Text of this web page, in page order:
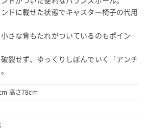
ドに載せた状態でキャスター椅子の代用
さな背もたれがついているのもポイン
裂せず、ゆっくりしぼんでいく「アンチ
高さ78cm